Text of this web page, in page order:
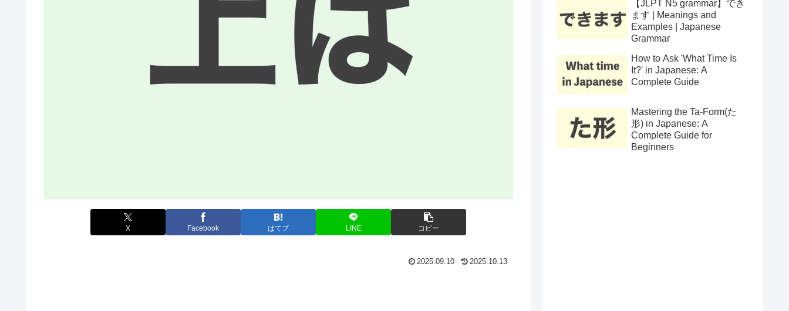
X Facebook はてブ LINE コピー
2025.09.10 2025.10.13
【JLPT N5 grammar】でき
ます | Meanings and
Examples | Japanese
Grammar
How to Ask 'What Time Is
It?' in Japanese: A
Complete Guide
Mastering the Ta-Form(た
形) in Japanese: A
Complete Guide for
Beginners